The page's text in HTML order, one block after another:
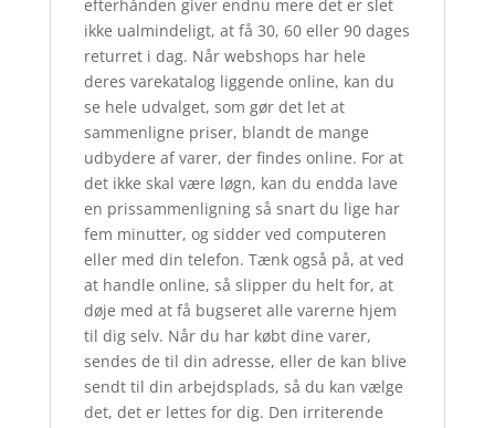
efterhånden giver endnu mere det er slet
ikke ualmindeligt, at få 30, 60 eller 90 dages
returret i dag. Når webshops har hele
deres varekatalog liggende online, kan du
se hele udvalget, som gør det let at
sammenligne priser, blandt de mange
udbydere af varer, der findes online. For at
det ikke skal være løgn, kan du endda lave
en prissammenligning så snart du lige har
fem minutter, og sidder ved computeren
eller med din telefon. Tænk også på, at ved
at handle online, så slipper du helt for, at
døje med at få bugseret alle varerne hjem
til dig selv. Når du har købt dine varer,
sendes de til din adresse, eller de kan blive
sendt til din arbejdsplads, så du kan vælge
det, det er lettes for dig. Den irriterende